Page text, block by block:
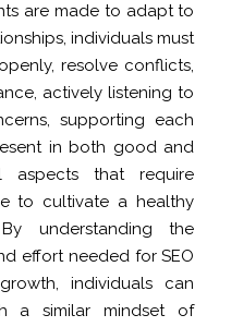
are made to adapt to
individuals must
resolve conflicts,
actively listening to
supporting each
in both good and
aspects that require
to cultivate a healthy
understanding the
effort needed for SEO
individuals can
a similar mindset of